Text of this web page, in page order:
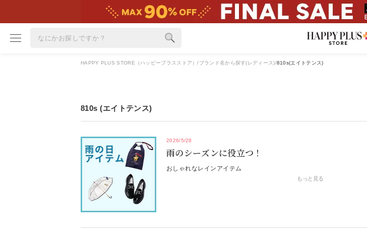
雑誌掲載アイテム
雑誌･書籍(一緒に買うと送料無料)
HAPPY PLUS STORE（ハッピープラスストア） ブランド名から探す(レディース) 810s(エイトテンス)
810s (エイトテンス)
2026/5/28
雨のシーズンに役立つ！
おしゃれなレインアイテム
もっと見る